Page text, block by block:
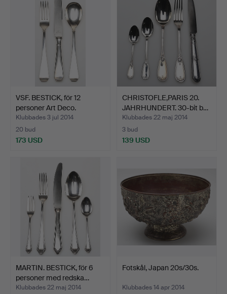
VSF. BESTICK, för 12
personer Art Deco.
Klubbades 3 jul 2014
20 bud
173 USD
CHRISTOFLE,PARIS 20.
JAHRHUNDERT. 30-bit b…
Klubbades 22 maj 2014
3 bud
139 USD
MARTIN. BESTICK, för 6
personer med redska…
Klubbades 22 maj 2014
Fotskål, Japan 20s/30s.
Klubbades 14 apr 2014